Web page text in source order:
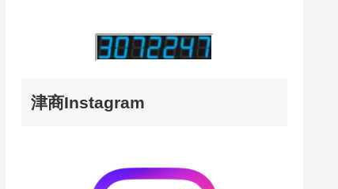
津商Instagram